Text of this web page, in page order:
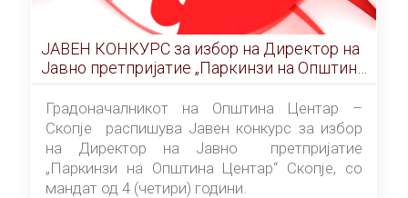
ЈАВЕН КОНКУРС за избор на Директор на
Јавно претпријатие „Паркинзи на Општина
Центар“ – Скопје
Градоначалникот на Општина Центар –
Скопје распишува Јавен конкурс за избор
на Директор на Јавно претпријатие
„Паркинзи на Општина Центар“ Скопје, со
мандат од 4 (четири) години.